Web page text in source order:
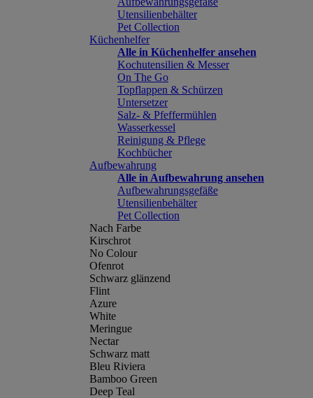
Utensilienbehälter
Pet Collection
Küchenhelfer
Alle in Küchenhelfer ansehen
Kochutensilien & Messer
On The Go
Topflappen & Schürzen
Untersetzer
Salz- & Pfeffermühlen
Wasserkessel
Reinigung & Pflege
Kochbücher
Aufbewahrung
Alle in Aufbewahrung ansehen
Aufbewahrungsgefäße
Utensilienbehälter
Pet Collection
Nach Farbe
Kirschrot
No Colour
Ofenrot
Schwarz glänzend
Flint
Azure
White
Meringue
Nectar
Schwarz matt
Bleu Riviera
Bamboo Green
Deep Teal